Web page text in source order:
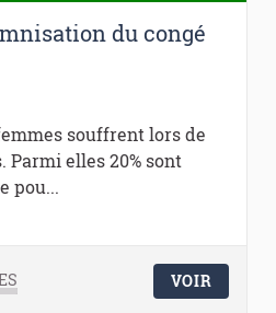
du congé
souffrent lors de
elles 20% sont
pou...
VOIR